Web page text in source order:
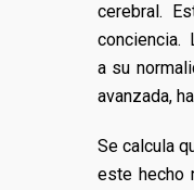
cerebral.
conciencia.
a su
avanzada,
Se calcula
este hecho